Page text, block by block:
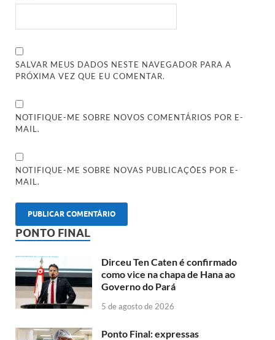
SALVAR MEUS DADOS NESTE NAVEGADOR PARA A
PRÓXIMA VEZ QUE EU COMENTAR.
NOTIFIQUE-ME SOBRE NOVOS COMENTÁRIOS POR E-
MAIL.
NOTIFIQUE-ME SOBRE NOVAS PUBLICAÇÕES POR E-
MAIL.
PONTO FINAL
Dirceu Ten Caten é confirmado
como vice na chapa de Hana ao
Governo do Pará
5 de agosto de 2026
Ponto Final: expressas